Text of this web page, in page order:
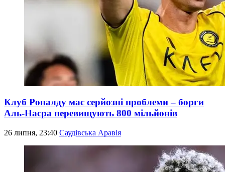
Клуб Роналду має серйозні проблеми – борги
Аль-Насра перевищують 800 мільйонів
26 липня, 23:40 Саудівська Аравія